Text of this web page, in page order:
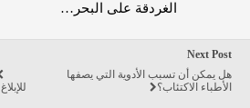
الغردقة على البحر…
Next Post
هل يمكن أن تسبب الأدوية التي يصفها
الأطباء الاكتئاب؟